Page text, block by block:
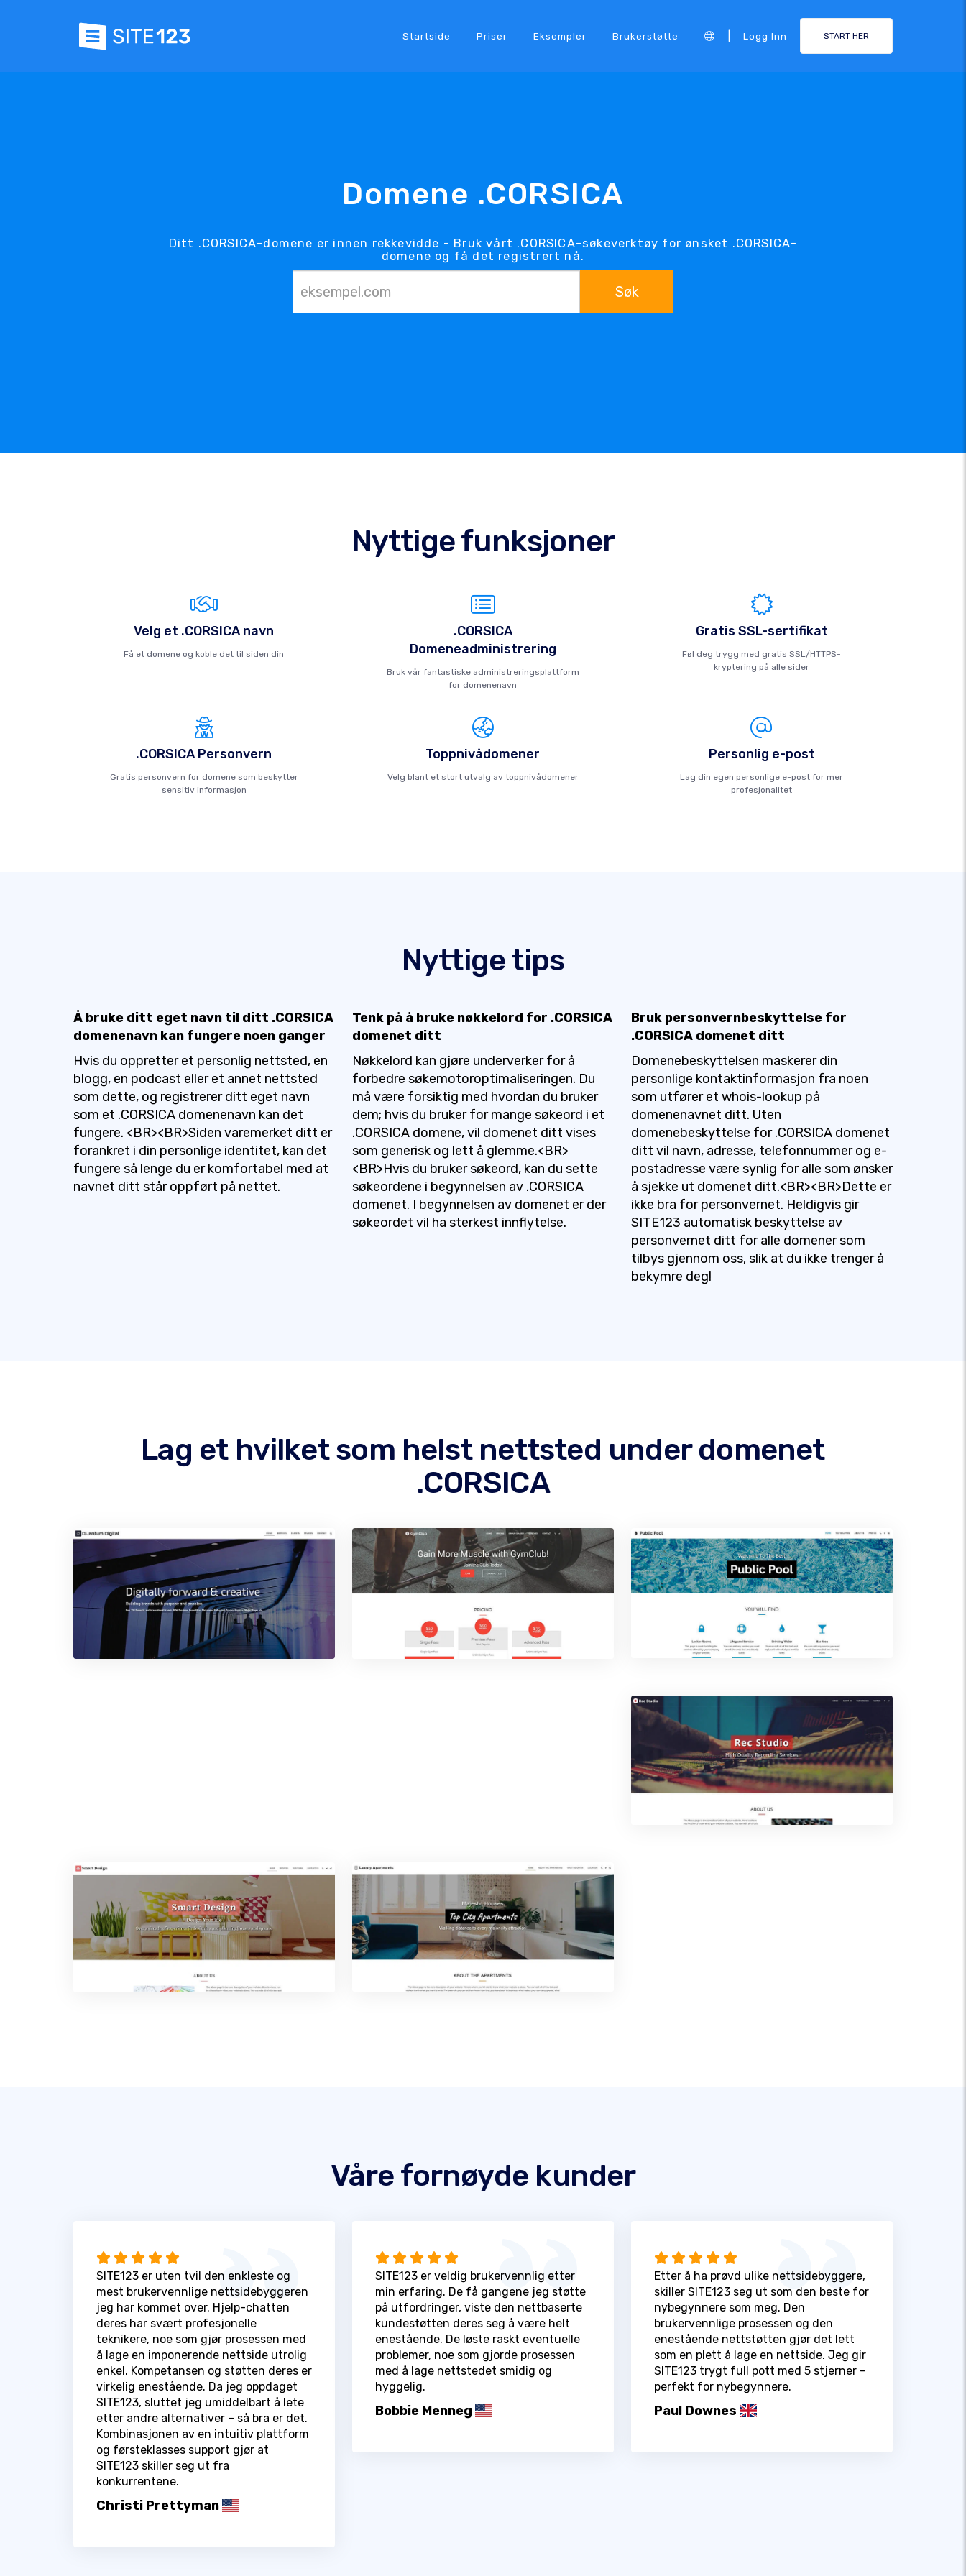
Startside Priser Eksempler Brukerstøtte Logg Inn START HER
Domene .CORSICA
Ditt .CORSICA-domene er innen rekkevidde - Bruk vårt .CORSICA-søkeverktøy for ønsket .CORSICA-
domene og få det registrert nå.
Søk
Nyttige funksjoner
Velg et .CORSICA navn
Få et domene og koble det til siden din
.CORSICA
Domeneadministrering
Bruk vår fantastiske administreringsplattform
for domenenavn
Gratis SSL-sertifikat
Føl deg trygg med gratis SSL/HTTPS-
kryptering på alle sider
.CORSICA Personvern
Gratis personvern for domene som beskytter
sensitiv informasjon
Toppnivådomener
Velg blant et stort utvalg av toppnivådomener
Personlig e-post
Lag din egen personlige e-post for mer
profesjonalitet
Nyttige tips
Å bruke ditt eget navn til ditt .CORSICA
domenenavn kan fungere noen ganger
Hvis du oppretter et personlig nettsted, en
blogg, en podcast eller et annet nettsted
som dette, og registrerer ditt eget navn
som et .CORSICA domenenavn kan det
fungere. <BR><BR>Siden varemerket ditt er
forankret i din personlige identitet, kan det
fungere så lenge du er komfortabel med at
navnet ditt står oppført på nettet.
Tenk på å bruke nøkkelord for .CORSICA
domenet ditt
Nøkkelord kan gjøre underverker for å
forbedre søkemotoroptimaliseringen. Du
må være forsiktig med hvordan du bruker
dem; hvis du bruker for mange søkeord i et
.CORSICA domene, vil domenet ditt vises
som generisk og lett å glemme.<BR>
<BR>Hvis du bruker søkeord, kan du sette
søkeordene i begynnelsen av .CORSICA
domenet. I begynnelsen av domenet er der
søkeordet vil ha sterkest innflytelse.
Bruk personvernbeskyttelse for
.CORSICA domenet ditt
Domenebeskyttelsen maskerer din
personlige kontaktinformasjon fra noen
som utfører et whois-lookup på
domenenavnet ditt. Uten
domenebeskyttelse for .CORSICA domenet
ditt vil navn, adresse, telefonnummer og e-
postadresse være synlig for alle som ønsker
å sjekke ut domenet ditt.<BR><BR>Dette er
ikke bra for personvernet. Heldigvis gir
SITE123 automatisk beskyttelse av
personvernet ditt for alle domener som
tilbys gjennom oss, slik at du ikke trenger å
bekymre deg!
Lag et hvilket som helst nettsted under domenet
.CORSICA
Våre fornøyde kunder
SITE123 er uten tvil den enkleste og
mest brukervennlige nettsidebyggeren
jeg har kommet over. Hjelp-chatten
deres har svært profesjonelle
teknikere, noe som gjør prosessen med
å lage en imponerende nettside utrolig
enkel. Kompetansen og støtten deres er
virkelig enestående. Da jeg oppdaget
SITE123, sluttet jeg umiddelbart å lete
etter andre alternativer – så bra er det.
Kombinasjonen av en intuitiv plattform
og førsteklasses support gjør at
SITE123 skiller seg ut fra
konkurrentene.
Christi Prettyman
SITE123 er veldig brukervennlig etter
min erfaring. De få gangene jeg støtte
på utfordringer, viste den nettbaserte
kundestøtten deres seg å være helt
enestående. De løste raskt eventuelle
problemer, noe som gjorde prosessen
med å lage nettstedet smidig og
hyggelig.
Bobbie Menneg
Etter å ha prøvd ulike nettsidebyggere,
skiller SITE123 seg ut som den beste for
nybegynnere som meg. Den
brukervennlige prosessen og den
enestående nettstøtten gjør det lett
som en plett å lage en nettside. Jeg gir
SITE123 trygt full pott med 5 stjerner –
perfekt for nybegynnere.
Paul Downes